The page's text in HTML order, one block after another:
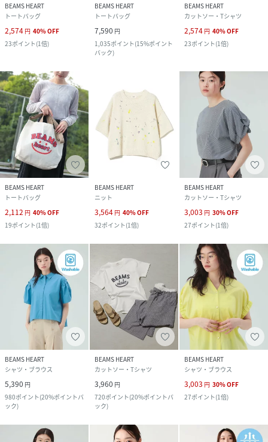
BEAMS HEART
トートバッグ
2,574 円 40%OFF
23ポイント(1倍)
BEAMS HEART
トートバッグ
7,590 円
1,035ポイント(15%ポイント
バック)
BEAMS HEART
カットソー・Tシャツ
2,574 円 40%OFF
23ポイント(1倍)
BEAMS HEART
トートバッグ
2,112 円 40%OFF
19ポイント(1倍)
BEAMS HEART
ニット
3,564 円 40%OFF
32ポイント(1倍)
BEAMS HEART
カットソー・Tシャツ
3,003 円 30%OFF
27ポイント(1倍)
BEAMS HEART
シャツ・ブラウス
5,390 円
980ポイント(20%ポイントバ
ック)
BEAMS HEART
カットソー・Tシャツ
3,960 円
720ポイント(20%ポイントバ
ック)
BEAMS HEART
シャツ・ブラウス
3,003 円 30%OFF
27ポイント(1倍)